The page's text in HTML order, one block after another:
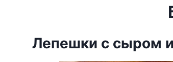
Лепешки с сыром